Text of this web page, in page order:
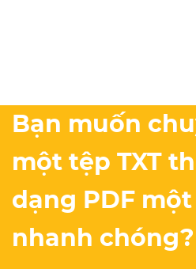
Bạn muốn
một tệp TXT
dạng PDF
nhanh chóng?